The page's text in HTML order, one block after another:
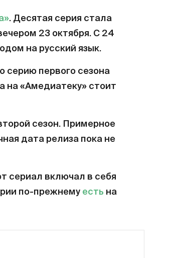
. Десятая серия стала
23 октября. С 24
на русский язык.
серию первого сезона
на «Амедиатеку» стоит
сезон. Примерное
дата релиза пока не
сериал включал в себя
по-прежнему есть на